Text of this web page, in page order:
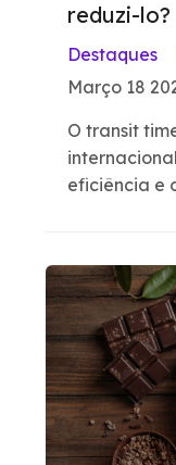
reduzi-lo?
Destaques
Março 18
O transit
eficiência e